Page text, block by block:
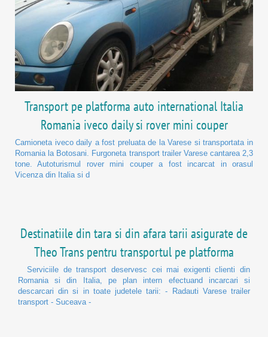
Transport pe platforma auto international Italia
Romania iveco daily si rover mini couper
Camioneta iveco daily a fost preluata de la Varese si transportata in
Romania la Botosani. Furgoneta transport trailer Varese cantarea 2,3
tone. Autoturismul rover mini couper a fost incarcat in orasul
Vicenza din Italia si d
Destinatiile din tara si din afara tarii asigurate de
Theo Trans pentru transportul pe platforma
Serviciile de transport deservesc cei mai exigenti clienti din
Romania si din Italia, pe plan intern efectuand incarcari si
descarcari din si in toate judetele tarii: - Radauti Varese trailer
transport - Suceava -